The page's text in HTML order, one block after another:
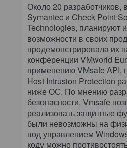
Около 20 разработчиков,
Symantec и Check Point
Technologies, планируют
возможности в своих
продемонстрировала их
конференции VMworld
применению VMsafe API,
Host Intrusion Protection
ниже ОС. По мнению
безопасности, Vmsafe
реализовать защитные
были невозможны на
под управлением
коду можно